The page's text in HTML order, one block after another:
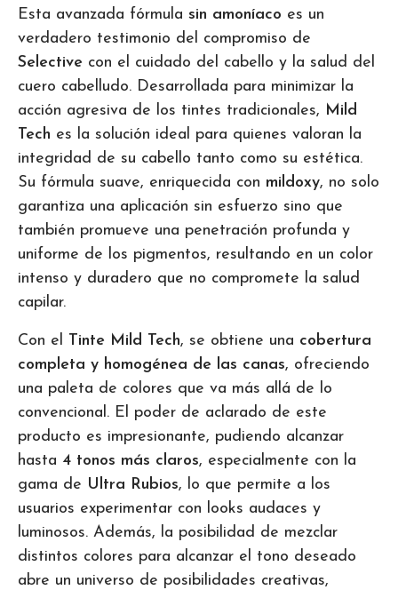
Esta avanzada fórmula sin amoníaco es un
verdadero testimonio del compromiso de
Selective con el cuidado del cabello y la salud del
cuero cabelludo. Desarrollada para minimizar la
acción agresiva de los tintes tradicionales, Mild
Tech es la solución ideal para quienes valoran la
integridad de su cabello tanto como su estética.
Su fórmula suave, enriquecida con mildoxy, no solo
garantiza una aplicación sin esfuerzo sino que
también promueve una penetración profunda y
uniforme de los pigmentos, resultando en un color
intenso y duradero que no compromete la salud
capilar.
Con el Tinte Mild Tech, se obtiene una cobertura
completa y homogénea de las canas, ofreciendo
una paleta de colores que va más allá de lo
convencional. El poder de aclarado de este
producto es impresionante, pudiendo alcanzar
hasta 4 tonos más claros, especialmente con la
gama de Ultra Rubios, lo que permite a los
usuarios experimentar con looks audaces y
luminosos. Además, la posibilidad de mezclar
distintos colores para alcanzar el tono deseado
abre un universo de posibilidades creativas,